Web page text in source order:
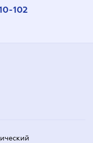
102